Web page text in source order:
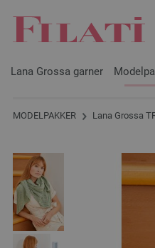
Lana Grossa garner
MODELPAKKER Lana Grossa